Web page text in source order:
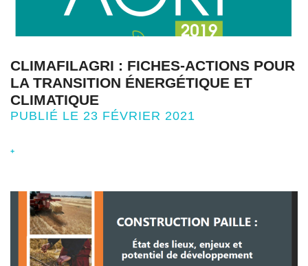
CLIMAFILAGRI : FICHES-ACTIONS POUR
LA TRANSITION ÉNERGÉTIQUE ET
CLIMATIQUE
PUBLIÉ LE 23 FÉVRIER 2021
+